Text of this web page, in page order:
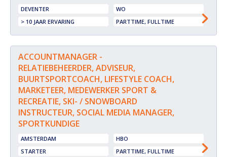
DEVENTER
WO
> 10 JAAR ERVARING
PARTTIME, FULLTIME
ACCOUNTMANAGER -
RELATIEBEHEERDER, ADVISEUR,
BUURTSPORTCOACH, LIFESTYLE COACH,
MARKETEER, MEDEWERKER SPORT &
RECREATIE, SKI- / SNOWBOARD
INSTRUCTEUR, SOCIAL MEDIA MANAGER,
SPORTKUNDIGE
AMSTERDAM
HBO
STARTER
PARTTIME, FULLTIME